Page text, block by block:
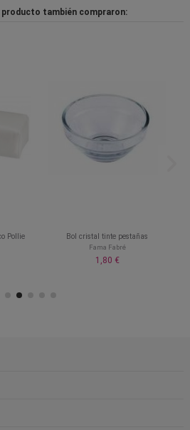
también compraron:
Pollie Bol cristal tinte pestañas
Fama Fabré
1,80 €